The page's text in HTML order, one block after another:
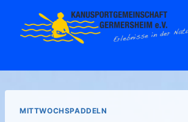
Inhalt
springen
MITTWOCHSPADDELN